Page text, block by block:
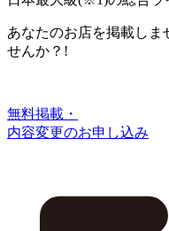
あなたのお店を掲載しま
せんか？!
無料掲載・
内容変更のお申し込み